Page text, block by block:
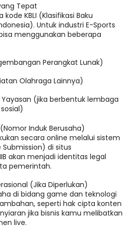
Tepat
KBLI (Klasifikasi Baku
Untuk industri E-Sports
menggunakan beberapa
Perangkat Lunak)
Olahraga Lainnya)
Yayasan (jika berbentuk lembaga
Induk Berusaha)
secara online melalui sistem
Submission) di situs
akan menjadi identitas legal
pemerintah.
(Jika Diperlukan)
di bidang game dan teknologi
seperti hak cipta konten
jika bisnis kamu melibatkan
live.